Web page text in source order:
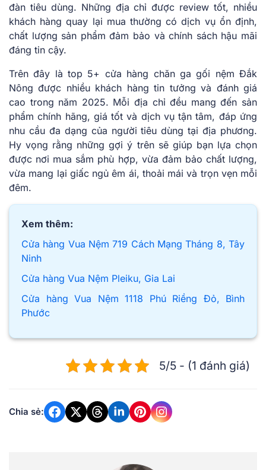
đàn tiêu dùng. Những địa chỉ được review tốt, nhiều
khách hàng quay lại mua thường có dịch vụ ổn định,
chất lượng sản phẩm đảm bảo và chính sách hậu mãi
đáng tin cậy.
Trên đây là top 5+ cửa hàng chăn ga gối nệm Đắk
Nông được nhiều khách hàng tin tưởng và đánh giá
cao trong năm 2025. Mỗi địa chỉ đều mang đến sản
phẩm chính hãng, giá tốt và dịch vụ tận tâm, đáp ứng
nhu cầu đa dạng của người tiêu dùng tại địa phương.
Hy vọng rằng những gợi ý trên sẽ giúp bạn lựa chọn
được nơi mua sắm phù hợp, vừa đảm bảo chất lượng,
vừa mang lại giấc ngủ êm ái, thoải mái và trọn vẹn mỗi
đêm.
Xem thêm:
Cửa hàng Vua Nệm 719 Cách Mạng Tháng 8, Tây
Ninh
Cửa hàng Vua Nệm Pleiku, Gia Lai
Cửa hàng Vua Nệm 1118 Phú Riềng Đỏ, Bình
Phước
5/5 - (1 đánh giá)
Chia sẻ: